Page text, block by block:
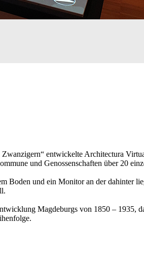
entwickelte Architectura
und Genossenschaften über 20
Boden und ein Monitor an der dahinter
Magdeburgs von 1850 – 1935,